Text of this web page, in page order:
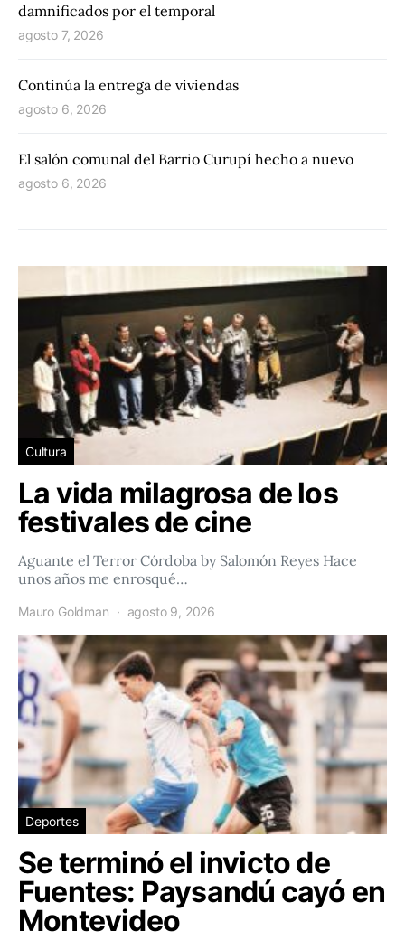
damnificados por el temporal
agosto 7, 2026
Continúa la entrega de viviendas
agosto 6, 2026
El salón comunal del Barrio Curupí hecho a nuevo
agosto 6, 2026
Cultura
La vida milagrosa de los
festivales de cine
Aguante el Terror Córdoba by Salomón Reyes Hace
unos años me enrosqué…
Mauro Goldman agosto 9, 2026
Deportes
Se terminó el invicto de
Fuentes: Paysandú cayó en
Montevideo